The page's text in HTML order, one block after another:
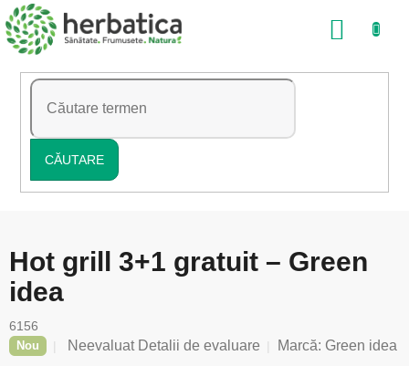
Treci
la
conținut
CĂUTARE
COŞ
Hot grill 3+1 gratuit – Green
idea
6156
Nou
Evaluarea
Neevaluat Detalii de evaluare Marcă: Green idea